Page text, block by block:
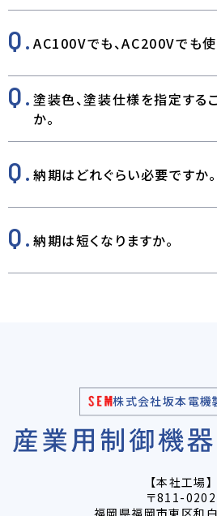
AC100Vでも、AC200Vでも使
塗装色、塗装仕様を指定する
か。
納期はどれぐらい必要ですか。
納期は短くなりますか。
株式会社坂本電機
【本社工場】
〒811-0202
福岡県福岡市東区和